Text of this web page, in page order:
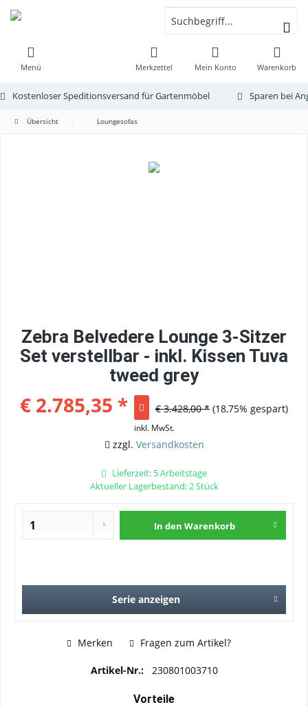
Menü Warenkorb
Merkzettel Mein Konto
Kostenloser Speditionsversand für Gartenmöbel Sparen bei
Übersicht Loungesofas
Zebra Belvedere Lounge 3-Sitzer
Set verstellbar - inkl. Kissen Tuva
tweed grey
€ 2.785,35 * € 3.428,00 * (18,75% gespart)
inkl. MwSt.
zzgl. Versandkosten
Lieferzeit: 5 Arbeitstage
Aktueller Lagerbestand: 2 Stück
In den Warenkorb
Serie anzeigen
Merken Fragen zum Artikel?
Artikel-Nr.: 230801003710
Vorteile